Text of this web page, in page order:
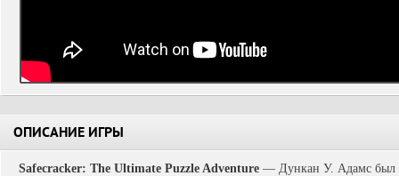
ОПИСАНИЕ ИГРЫ
Safecracker: The Ultimate Puzzle Adventure — Дункан У. Адамс был